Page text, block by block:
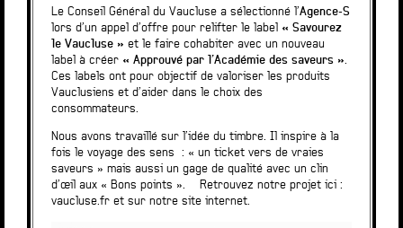
Le Conseil Général du Vaucluse a sélectionné l’Agence-S
lors d’un appel d’offre pour relifter le label « Savourez
le Vaucluse » et le faire cohabiter avec un nouveau
label à créer « Approuvé par l’Académie des saveurs ».
Ces labels ont pour objectif de valoriser les produits
Vauclusiens et d’aider dans le choix des
consommateurs.
Nous avons travaillé sur l’idée du timbre. Il inspire à la
fois le voyage des sens : « un ticket vers de vraies
saveurs » mais aussi un gage de qualité avec un clin
d’œil aux « Bons points ». Retrouvez notre projet ici :
vaucluse.fr et sur notre site internet.